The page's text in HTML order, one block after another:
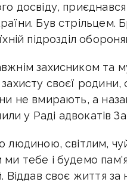
досвіду,
Був стрільцем.
підрозділ
захисником та
своєї родини,
не вмирають, а
у Раді адвокатів
людиною, світлим,
тебе і будемо
Віддав своє життя за